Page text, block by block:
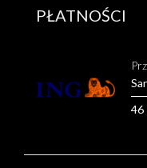
PŁATNOŚCI
46